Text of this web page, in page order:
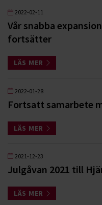
2022-02-11
Vår snabba
fortsätter
LÄS MER
2022-01-28
Fortsatt samarbete
LÄS MER
2021-12-23
Julgåvan 2021 till
LÄS MER